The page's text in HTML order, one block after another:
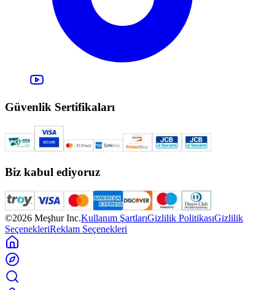
Güvenlik Sertifikaları
Biz kabul ediyoruz
©2026 Meşhur Inc.Kullanım ŞartlarıGizlilik PolitikasıGizlilik
SeçenekleriReklam Seçenekleri